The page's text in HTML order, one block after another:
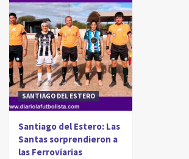
SANTIAGO DEL ESTERO
Santiago del Estero: Las
Santas sorprendieron a
las Ferroviarias